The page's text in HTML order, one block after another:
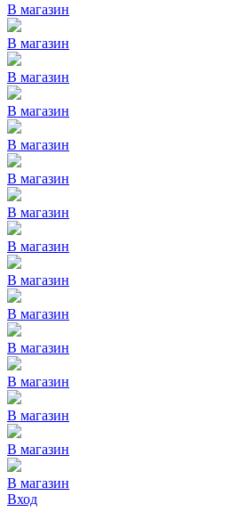
В магазин
В магазин
В магазин
В магазин
В магазин
В магазин
В магазин
В магазин
В магазин
В магазин
В магазин
В магазин
В магазин
В магазин
В магазин
Вход